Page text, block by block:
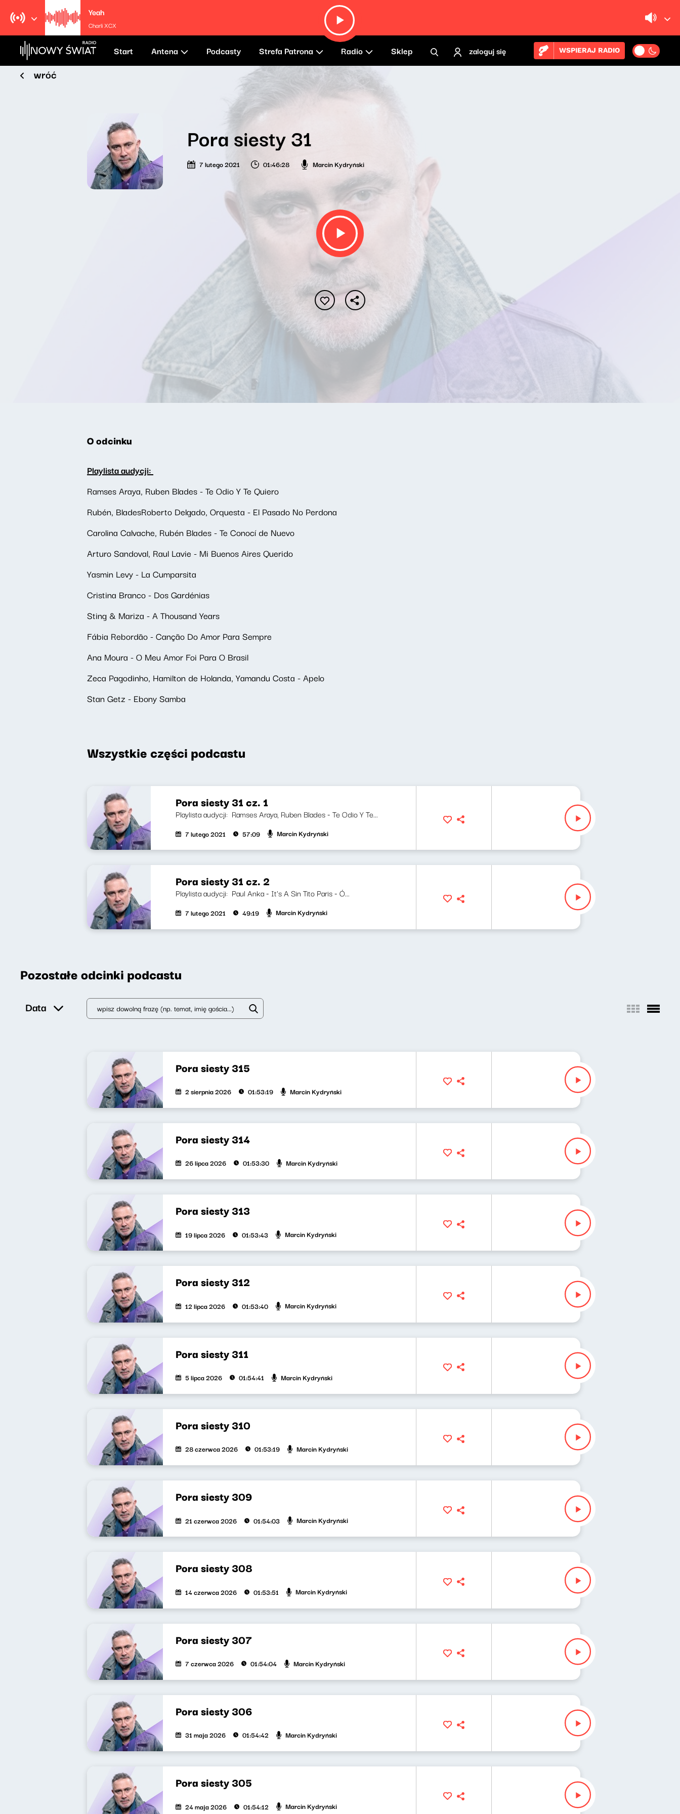
Yeah
Charli XCX
Start Antena Podcasty Strefa Patrona Radio Sklep zaloguj się WSPIERAJ RADIO
wróć
Pora siesty 31
7 lutego 2021 01:46:28 Marcin Kydryński
O odcinku
Playlista audycji:
Ramses Araya, Ruben Blades - Te Odio Y Te Quiero
Rubén, BladesRoberto Delgado, Orquesta - El Pasado No Perdona
Carolina Calvache, Rubén Blades - Te Conocí de Nuevo
Arturo Sandoval, Raul Lavie - Mi Buenos Aires Querido
Yasmin Levy - La Cumparsita
Cristina Branco - Dos Gardénias
Sting & Mariza - A Thousand Years
Fábia Rebordão - Canção Do Amor Para Sempre
Ana Moura - O Meu Amor Foi Para O Brasil
Zeca Pagodinho, Hamilton de Holanda, Yamandu Costa - Apelo
Stan Getz - Ebony Samba
Wszystkie części podcastu
Pora siesty 31 cz. 1
Playlista audycji: Ramses Araya, Ruben Blades - Te Odio Y Te...
7 lutego 2021 57:09 Marcin Kydryński
Pora siesty 31 cz. 2
Playlista audycji: Paul Anka - It's A Sin Tito Paris - Ó...
7 lutego 2021 49:19 Marcin Kydryński
Pozostałe odcinki podcastu
Data
Pora siesty 315
2 sierpnia 2026 01:53:19 Marcin Kydryński
Pora siesty 314
26 lipca 2026 01:53:30 Marcin Kydryński
Pora siesty 313
19 lipca 2026 01:53:43 Marcin Kydryński
Pora siesty 312
12 lipca 2026 01:53:40 Marcin Kydryński
Pora siesty 311
5 lipca 2026 01:54:41 Marcin Kydryński
Pora siesty 310
28 czerwca 2026 01:53:19 Marcin Kydryński
Pora siesty 309
21 czerwca 2026 01:54:03 Marcin Kydryński
Pora siesty 308
14 czerwca 2026 01:53:51 Marcin Kydryński
Pora siesty 307
7 czerwca 2026 01:54:04 Marcin Kydryński
Pora siesty 306
31 maja 2026 01:54:42 Marcin Kydryński
Pora siesty 305
24 maja 2026 01:54:12 Marcin Kydryński